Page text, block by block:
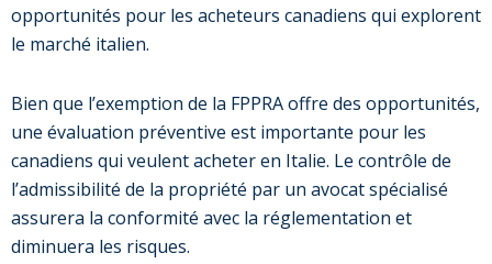
opportunités pour les acheteurs canadiens qui explorent
le marché italien.
Bien que l’exemption de la FPPRA offre des opportunités,
une évaluation préventive est importante pour les
canadiens qui veulent acheter en Italie. Le contrôle de
l’admissibilité de la propriété par un avocat spécialisé
assurera la conformité avec la réglementation et
diminuera les risques.